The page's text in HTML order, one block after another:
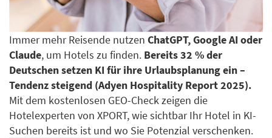
Immer mehr Reisende nutzen ChatGPT, Google AI oder
Claude, um Hotels zu finden. Bereits 32 % der
Deutschen setzen KI für ihre Urlaubsplanung ein –
Tendenz steigend (Adyen Hospitality Report 2025).
Mit dem kostenlosen GEO-Check zeigen die
Hotelexperten von XPORT, wie sichtbar Ihr Hotel in KI-
Suchen bereits ist und wo Sie Potenzial verschenken.